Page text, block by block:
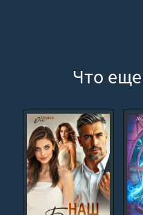
Что